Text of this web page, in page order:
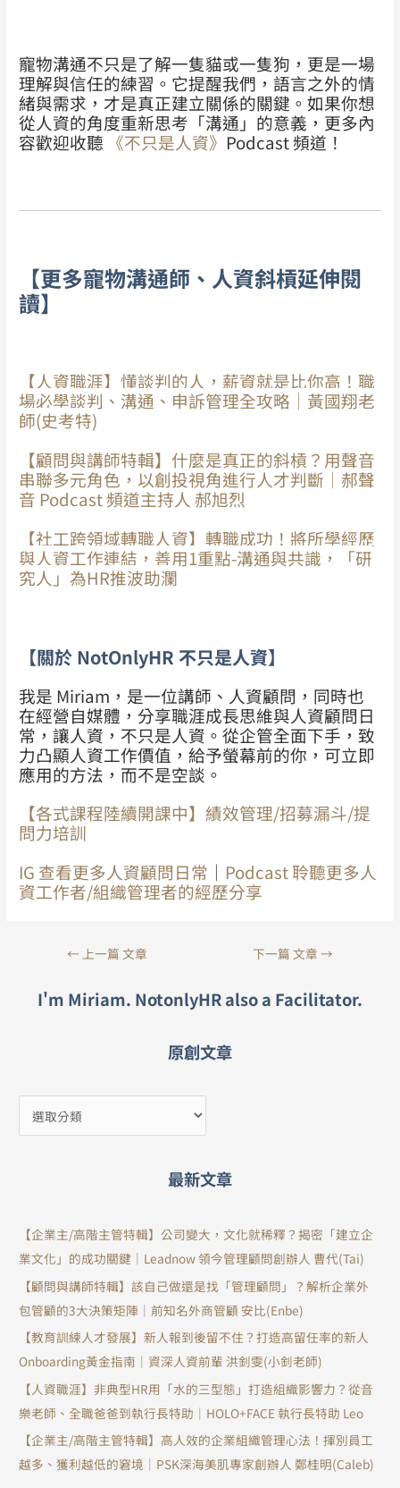
寵物溝通不只是了解一隻貓或一隻狗，更是一場
理解與信任的練習。它提醒我們，語言之外的情
緒與需求，才是真正建立關係的關鍵。如果你想
從人資的角度重新思考「溝通」的意義， 更多內
容歡迎收聽 《不只是人資》 Podcast 頻道！
【更多寵物溝通師、人資斜槓延伸閱
讀】
【人資職涯】懂談判的人，薪資就是比你高！職
場必學談判、溝通、申訴管理全攻略｜黃國翔老
師(史考特)
【顧問與講師特輯】什麼是真正的斜槓？用聲音
串聯多元角色，以創投視角進行人才判斷｜郝聲
音 Podcast 頻道主持人 郝旭烈
【社工跨領域轉職人資】轉職成功！將所學經歷
與人資工作連結，善用1重點-溝通與共識，「研
究人」為HR推波助瀾
【關於 NotOnlyHR 不只是人資】
我是 Miriam，是一位講師、人資顧問，同時也
在經營自媒體，分享職涯成長思維與人資顧問日
常，讓人資，不只是人資。從企管全面下手，致
力凸顯人資工作價值，給予螢幕前的你，可立即
應用的方法，而不是空談。
【各式課程陸續開課中】績效管理/招募漏斗/提
問力培訓
IG 查看更多人資顧問日常 ｜ Podcast 聆聽更多人
資工作者/組織管理者的經歷分享
← 上一篇 文章 下一篇 文章 →
I'm Miriam. NotonlyHR also a Facilitator.
原創文章
最新文章
【企業主/高階主管特輯】公司變大，文化就稀釋？揭密「建立企
業文化」的成功關鍵｜Leadnow 領今管理顧問創辦人 曹代(Tai)
【顧問與講師特輯】該自己做還是找「管理顧問」？解析企業外
包管顧的3大決策矩陣｜前知名外商管顧 安比(Enbe)
【教育訓練人才發展】新人報到後留不住？打造高留任率的新人
Onboarding黃金指南｜資深人資前輩 洪釗雯(小釗老師)
【人資職涯】非典型HR用「水的三型態」打造組織影響力？從音
樂老師、全職爸爸到執行長特助｜HOLO+FACE 執行長特助 Leo
【企業主/高階主管特輯】高人效的企業組織管理心法！揮別員工
越多、獲利越低的窘境｜PSK深海美肌專家創辦人 鄭桂明(Caleb)